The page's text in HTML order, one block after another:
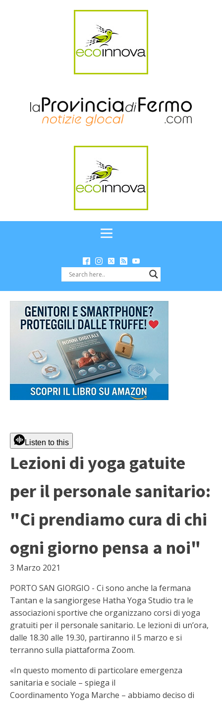
Listen to this
Lezioni di yoga gatuite
per il personale sanitario:
"Ci prendiamo cura di chi
ogni giorno pensa a noi"
3 Marzo 2021
PORTO SAN GIORGIO - Ci sono anche la fermana
Tantan e la sangiorgese Hatha Yoga Studio tra le
associazioni sportive che organizzano corsi di yoga
gratuiti per il personale sanitario. Le lezioni di un’ora,
dalle 18.30 alle 19.30, partiranno il 5 marzo e si
terranno sulla piattaforma Zoom.
«In questo momento di particolare emergenza
sanitaria e sociale – spiega il
Coordinamento Yoga Marche – abbiamo deciso di